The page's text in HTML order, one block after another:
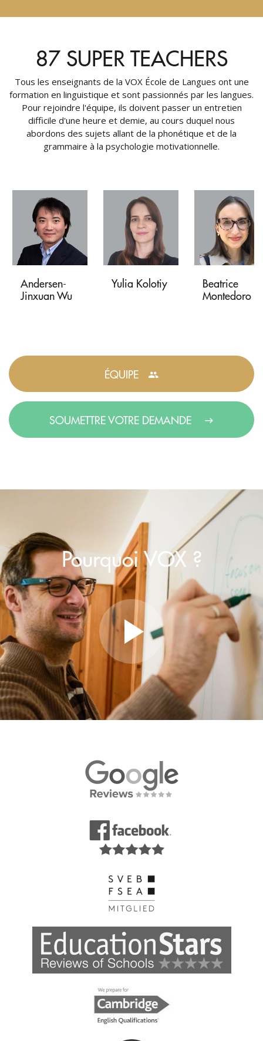
87 SUPER TEACHERS
Tous les enseignants de la VOX École de Langues ont une
formation en linguistique et sont passionnés par les langues.
Pour rejoindre l'équipe, ils doivent passer un entretien
difficile d'une heure et demie, au cours duquel nous
abordons des sujets allant de la phonétique et de la
grammaire à la psychologie motivationnelle.
Andersen-
Jinxuan Wu
Yulia Kolotiy
Beatrice
Montedoro
ÉQUIPE
SOUMETTRE VOTRE DEMANDE
Pourquoi VOX ?